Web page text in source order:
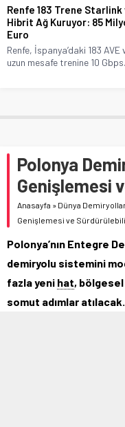
Renfe 183 Trene Starlink
Hibrit Ağ Kuruyor: 85
Euro
Renfe, İspanya’daki 183 AVE
uzun mesafe trenine 10
Polonya
Genişlemesi
Anasayfa » Dünya
Genişlemesi ve
Polonya’nın Entegre
demiryolu sistemini
fazla yeni hat, bölgesel
somut adımlar atılacak.